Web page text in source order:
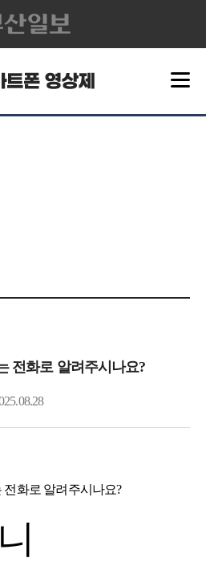
전화로 알려주시나요?
화로 알려주시나요?